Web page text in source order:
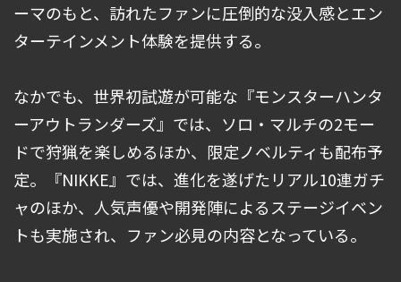
ーマのもと、訪れたファンに圧倒的な没入感とエン
ターテインメント体験を提供する。
なかでも、世界初試遊が可能な『モンスターハンタ
ーアウトランダーズ』では、ソロ・マルチの2モー
ドで狩猟を楽しめるほか、限定ノベルティも配布予
定。『NIKKE』では、進化を遂げたリアル10連ガチ
ャのほか、人気声優や開発陣によるステージイベン
トも実施され、ファン必見の内容となっている。